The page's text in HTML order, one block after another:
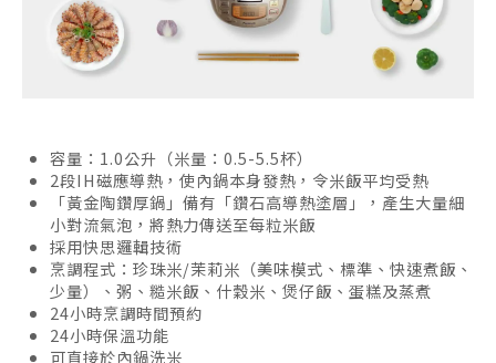
容量：1.0公升（米量：0.5-5.5杯）
2段IH磁應導熱，使內鍋本身發熱，令米飯平均受熱
「黃金陶鑽厚鍋」備有「鑽石高導熱塗層」，產生大量細
小對流氣泡，將熱力傳送至每粒米飯
採用快思邏輯技術
烹調程式：珍珠米/茉莉米（美味模式、標準、快速煮飯、
少量）、粥、糙米飯、什穀米、煲仔飯、蛋糕及蒸煮
24小時烹調時間預約
24小時保溫功能
可直接於內鍋洗米